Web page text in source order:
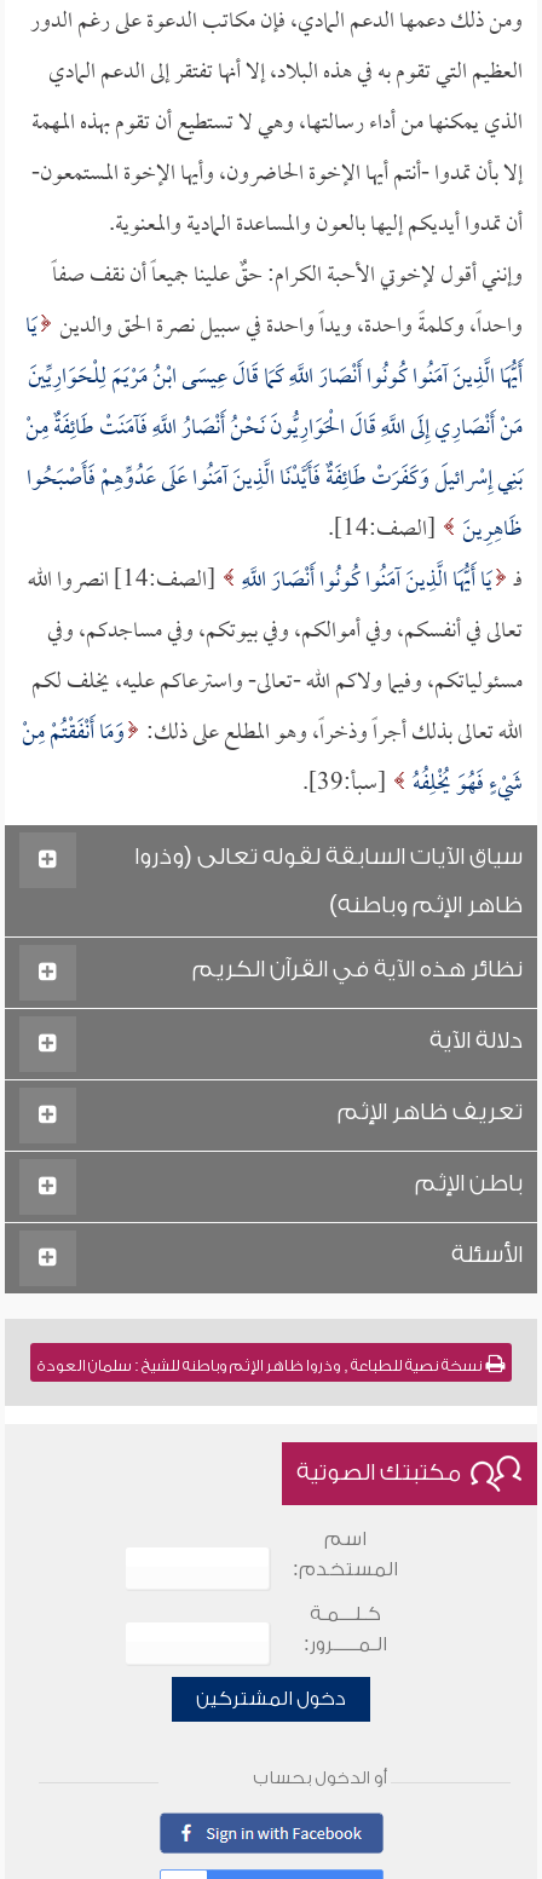
ومن ذلك دعمها الدعم المادي، فإن مكاتب الدعوة على رغم الدور
العظيم التي تقوم به في هذه البلاد، إلا أنها تفتقر إلى الدعم المادي
الذي يمكنها من أداء رسالتها، وهي لا تستطيع أن تقوم بهذه المهمة
إلا بأن تمدوا -أنتم أيها الإخوة الحاضرون، وأيها الإخوة المستمعون-
أن تمدوا أيديكم إليها بالعون والمساعدة المادية والمعنوية.
وإنني أقول لإخوتي الأحبة الكرام: حقٌ علينا جميعاً أن نقف صفاً
واحداً، وكلمةً واحدة، ويداً واحدة في سبيل نصرة الحق والدين يَا
أَيُّهَا الَّذِينَ آمَنُوا كُونُوا أَنْصَارَ اللَّهِ كَمَا قَالَ عِيسَى ابْنُ مَرْيَمَ لِلْحَوَارِيِّينَ
مَنْ أَنْصَارِي إِلَى اللَّهِ قَالَ الْحَوَارِيُّونَ نَحْنُ أَنْصَارُ اللَّهِ فَآمَنَتْ طَائِفَةٌ مِنْ
بَنِي إِسْرائيلَ وَكَفَرَتْ طَائِفَةٌ فَأَيَّدْنَا الَّذِينَ آمَنُوا عَلَى عَدُوِّهِمْ فَأَصْبَحُوا
ظَاهِرِينَ [الصف:14].
فـ يَا أَيُّهَا الَّذِينَ آمَنُوا كُونُوا أَنْصَارَ اللَّهِ
[الصف:14] انصروا الله
تعالى في أنفسكم، وفي أموالكم، وفي بيوتكم، وفي مساجدكم، وفي
مسئولياتكم، وفيما ولاكم الله -تعالى- واسترعاكم عليه، يخلف لكم
الله تعالى بذلك أجراً وذخراً، وهو المطلع على ذلك: وَمَا أَنْفَقْتُمْ مِنْ
شَيْءٍ فَهُوَ يُخْلِفُهُ [سبأ:39].
سياق الآيات السابقة لقوله تعالى (وذروا
ظاهر الإثم وباطنه)
نظائر هذه الآية في القرآن الكريم
دلالة الآية
تعريف ظاهر الإثم
باطن الإثم
الأسئلة
نسخة نصية للطباعة , وذروا ظاهر الإثم وباطنه للشيخ : سلمان العودة
مكتبتك الصوتية
اسم
المستخدم:
كـلـــمـة
الـمـــــرور:
دخول المشتركين
أو الدخول بحساب